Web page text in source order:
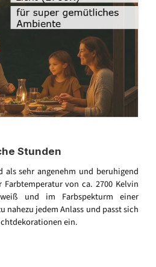
Stunden
als sehr angenehm und beruhigend
von ca. 2700 Kelvin
und im Farbspekturm einer
nahezu jedem Anlass und passt sich
ein.